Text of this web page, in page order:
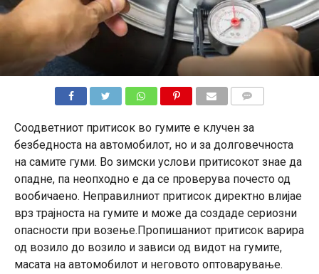
Соодветниот притисок во гумите е клучен за
безбедноста на автомобилот, но и за долговечноста
на самите гуми. Во зимски услови притисокот знае да
опадне, па неопходно е да се проверува почесто од
вообичаено. Неправилниот притисок директно влијае
врз трајноста на гумите и може да создаде сериозни
опасности при возење.Пропишаниот притисок варира
од возило до возило и зависи од видот на гумите,
масата на автомобилот и неговото оптоварување.